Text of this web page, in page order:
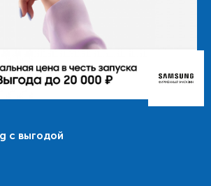
с выгодой